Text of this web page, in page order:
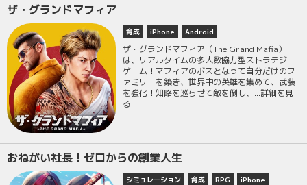
ザ・グランドマフィア
育成 iPhone Android
ザ・グランドマフィア（The Grand Mafia）
は、リアルタイムの多人数協力型ストラテジー
ゲーム！マフィアのボスとなって自分だけのフ
ァミリーを築き、世界中の英雄を集めて、武装
を強化！知略を巡らせて敵を倒し、...詳細を見
る
おねがい社長！ゼロからの創業人生
シミュレーション 育成 RPG
iPhone